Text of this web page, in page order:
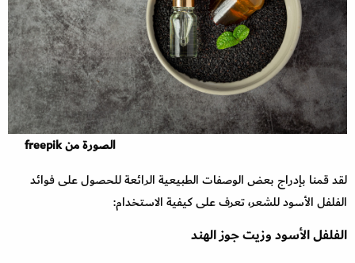
الصورة من freepik
لقد قمنا بإدراج بعض الوصفات الطبيعية الرائعة للحصول على فوائد
الفلفل الأسود للشعر، تعرف على كيفية الاستخدام:
الفلفل الأسود وزيت جوز الهند